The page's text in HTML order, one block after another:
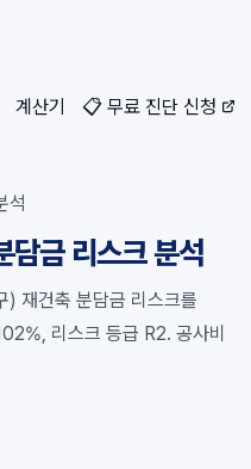
계산기 📋 무료 진단 신청
석
금 리스크 분석
재건축 분담금 리스크를
리스크 등급 R2. 공사비